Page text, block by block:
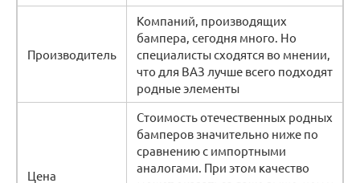
Производитель
Компаний, производящих
бампера, сегодня много. Но
специалисты сходятся во мнении,
что для ВАЗ лучше всего подходят
родные элементы
Цена
Стоимость отечественных родных
бамперов значительно ниже по
сравнению с импортными
аналогами. При этом качество